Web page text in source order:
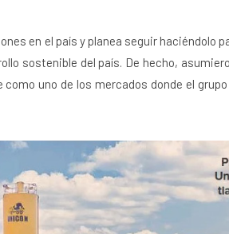
en el país y planea seguir haciéndolo
sostenible del país. De hecho,
uno de los mercados donde el